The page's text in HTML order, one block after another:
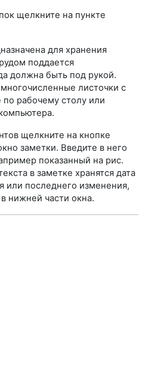
щелкните на пункте
для хранения
поддается
должна быть под рукой.
листочки с
рабочему столу или
щелкните на кнопке
заметки. Введите в него
показанный на рис.
в заметке хранятся дата
или последнего изменения,
нижней части окна.